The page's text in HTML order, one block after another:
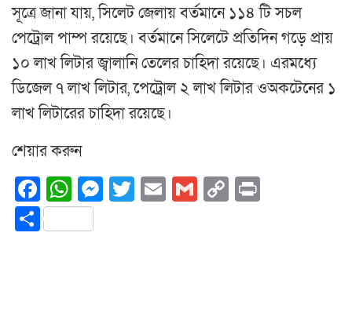
সূত্রে জানা যায়, সিলেট জেলায় বর্তমানে ১১৪ টি সচল
পেট্রোল পাম্প রয়েছে। বর্তমানে সিলেটে প্রতিদিন গড়ে প্রায়
১০ লাখ লিটার জ্বালানি তেলের চাহিদা রয়েছে। এরমধ্যে ​
ডিজেল ৭ লাখ লিটার, ​পেট্রোল ২ লাখ লিটার ও​অকটেনের ১
লাখ লিটারের চাহিদা রয়েছে।
শেয়ার করুন
Facebook
WhatsApp
Messenger
Twitter
EmailGmail
Copy
Share